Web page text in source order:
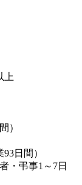
上
）
日間）
・弔事1～7日